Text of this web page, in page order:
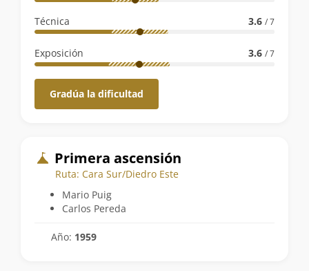
Técnica 3.6 / 7
Exposición 3.6 / 7
Gradúa la dificultad
Primera ascensión
Ruta: Cara Sur/Diedro Este
Mario Puig
Carlos Pereda
Año: 1959